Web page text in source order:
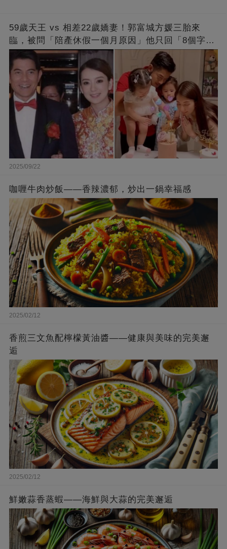
59歲天王 vs 相差22歲嬌妻！郭富城方媛三胎來
臨，被問「陪產休假一個月原因」他只回「8個字」
被贊爆
2025/09/22
咖喱牛肉炒飯——香辣濃郁，炒出一鍋幸福感
2025/02/12
香煎三文魚配檸檬黃油醬——健康與美味的完美邂
逅
2025/02/12
鮮嫩蒜香蒸蝦——海鮮與大蒜的完美邂逅